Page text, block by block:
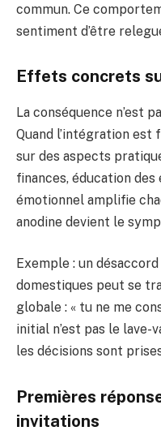
commun. Ce
sentiment d’être
Effets concrets
La conséquence n’est
Quand l’intégration est
sur des aspects
finances, éducation des
émotionnel amplifie
anodine devient le
Exemple : un
domestiques peut se
globale : « tu ne me
initial n’est pas le lave-
les décisions sont
Premières
invitations